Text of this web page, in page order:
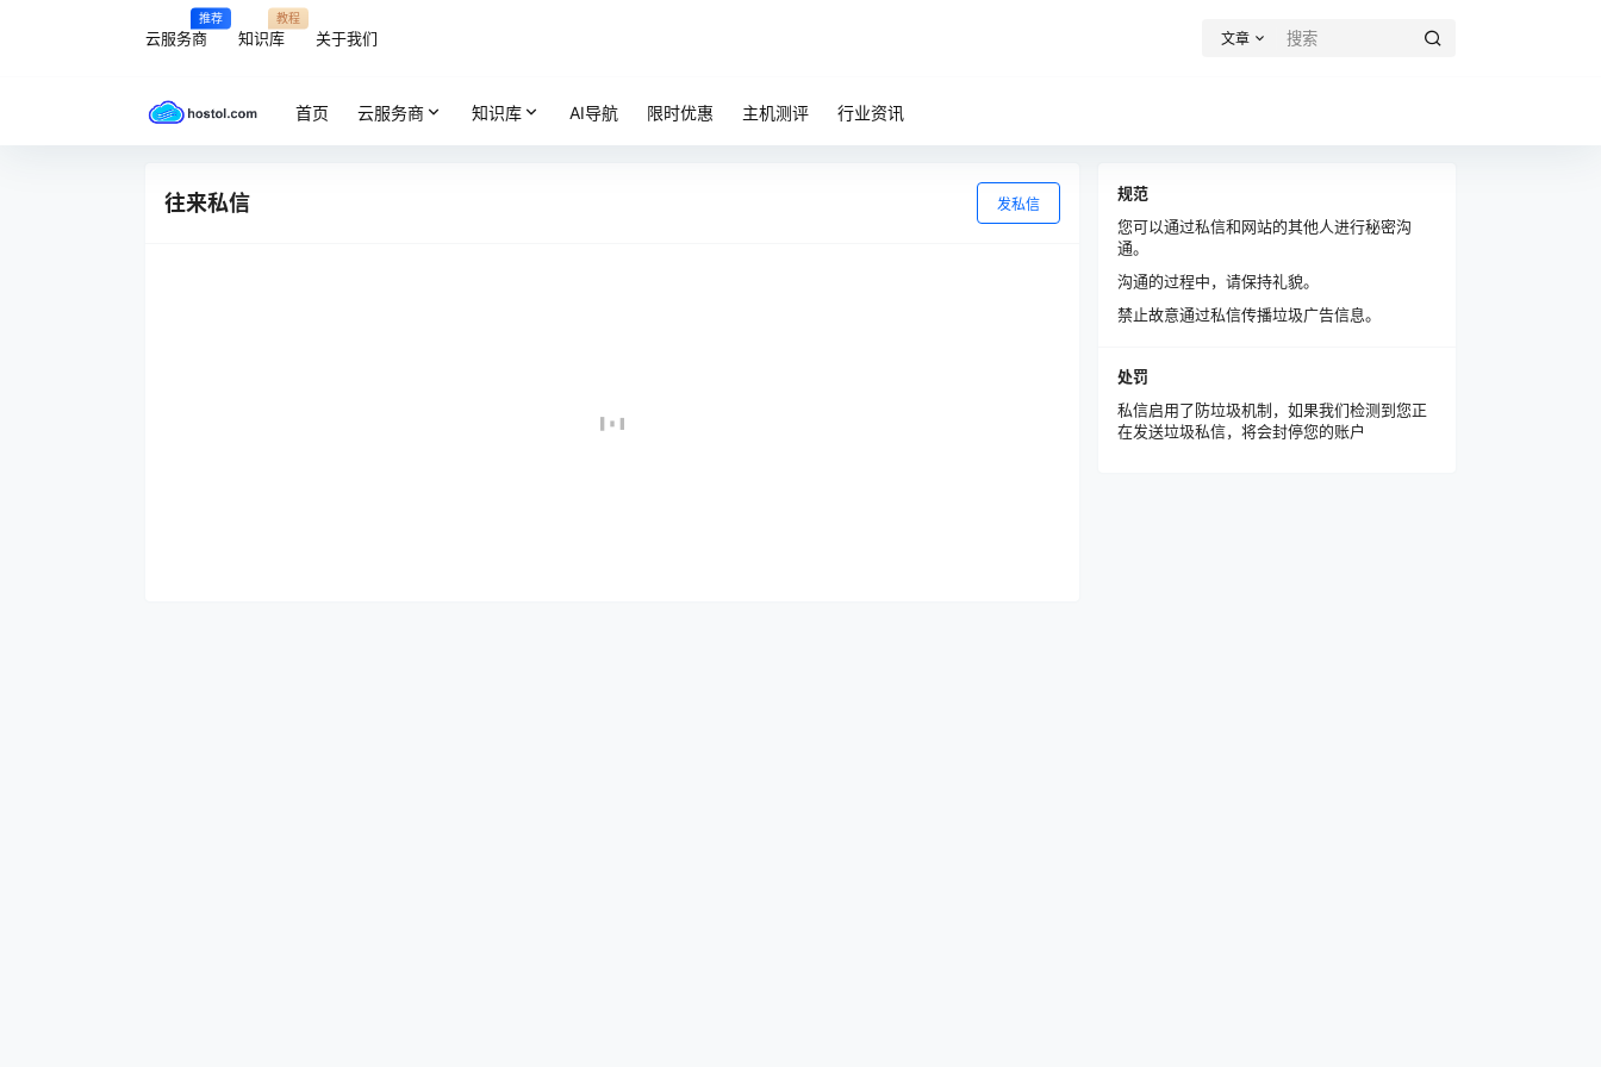
云服务商
推荐
知识库
教程
关于我们 文章
首页 云服务商 知识库 AI导航 限时优惠 主机测评 行业资讯
往来私信 发私信
规范
您可以通过私信和网站的其他人进行秘密沟
通。
沟通的过程中，请保持礼貌。
禁止故意通过私信传播垃圾广告信息。
处罚
私信启用了防垃圾机制，如果我们检测到您正
在发送垃圾私信，将会封停您的账户